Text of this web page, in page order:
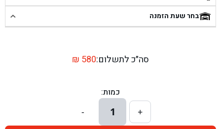
בן גל - שכונת אזור תעשייה זעירה, עיילבון - עיילבון
בן גל - דרך השבעה 20, אזור - אזור
בן גל - הרצל 6, גדרה - גדרה
בן גל - שדרות דוד בן גוריון 8, באר שבע - באר שבע
בחר שעת הזמנה
סה״כ לתשלום: ₪ 580
כמות:
+
1
-